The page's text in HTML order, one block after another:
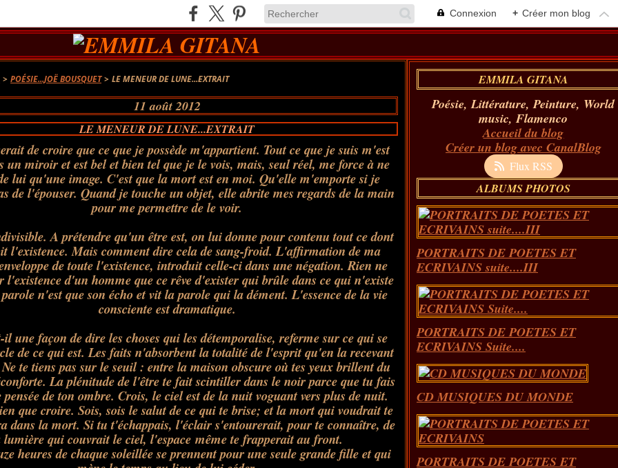
Connexion + Créer mon blog
> POÉSIE...JOË BOUSQUET > LE MENEUR DE LUNE...EXTRAIT
11 août 2012
LE MENEUR DE LUNE...EXTRAIT
de croire que ce que je possède m'appartient. Tout ce que je suis m'est
un miroir et est bel et bien tel que je le vois, mais, seul réel, me force à ne
lui qu'une image. C'est que la mort est en moi. Qu'elle m'emporte si je
de l'épouser. Quand je touche un objet, elle abrite mes regards de la main
pour me permettre de le voir.
A prétendre qu'un être est, on lui donne pour contenu tout ce dont
l'existence. Mais comment dire cela de sang-froid. L'affirmation de ma
de toute l'existence, introduit celle-ci dans une négation. Rien ne
l'existence d'un homme que ce rêve d'exister qui brûle dans ce qui n'existe
n'est que son écho et vit la parole qui la dément. L'essence de la vie
consciente est dramatique.
une façon de dire les choses qui les détemporalise, referme sur ce qui se
de ce qui est. Les faits n'absorbent la totalité de l'esprit qu'en la recevant
te tiens pas sur le seuil : entre la maison obscure où tes yeux brillent du
La plénitude de l'être te fait scintiller dans le noir parce que tu fais
de ton ombre. Crois, le ciel est de la nuit voguant vers plus de nuit.
que croire. Sois, sois le salut de ce qui te brise; et la mort qui voudrait te
dans la mort. Si tu t'échappais, l'éclair s'entourerait, pour te connaître, de
lumière qui couvrait le ciel, l'espace même te frapperait au front.
heures de chaque soleillée se prennent pour une seule grande fille et qui
EMMILA GITANA
Poésie, Littérature, Peinture, World
music, Flamenco
Accueil du blog
Créer un blog avec CanalBlog
Flux RSS
ALBUMS PHOTOS
PORTRAITS DE POETES ET
ECRIVAINS suite....III
PORTRAITS DE POETES ET
ECRIVAINS Suite....
CD MUSIQUES DU MONDE
PORTRAITS DE POETES ET